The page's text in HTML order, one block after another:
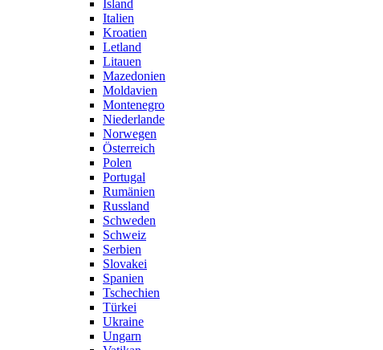
Island
Italien
Kroatien
Letland
Litauen
Mazedonien
Moldavien
Montenegro
Niederlande
Norwegen
Österreich
Polen
Portugal
Rumänien
Russland
Schweden
Schweiz
Serbien
Slovakei
Spanien
Tschechien
Türkei
Ukraine
Ungarn